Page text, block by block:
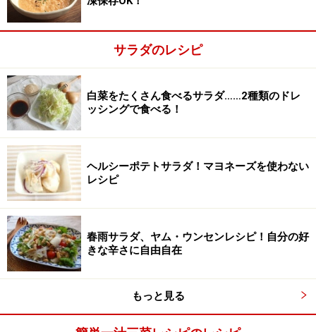
2
ドレッシングを作る
フライパンにごま油を熱し、ちりめんじゃこを入れてカ
リカリになるまで炒めます。さらに、ゴマも加えて、香
りが立つまで炒め、最後に塩をひとつまみ加え、混ぜま
す。熱いうちにレタスにかけたら、できあがり。
サラダのレシピ
白菜をたくさん食べるサラダ……2種類のドレ
ッシングで食べる！
ヘルシーポテトサラダ！マヨネーズを使わない
レシピ
春雨サラダ、ヤム・ウンセンレシピ！自分の好
きな辛さに自由自在
もっと見る